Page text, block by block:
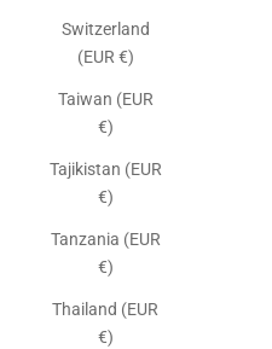
Switzerland
(EUR €)
Taiwan (EUR
€)
Tajikistan (EUR
€)
Tanzania (EUR
€)
Thailand (EUR
€)